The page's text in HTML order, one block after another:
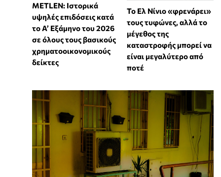
METLEN: Ιστορικά
υψηλές επιδόσεις κατά
το Α’ Εξάμηνο του 2026
σε όλους τους βασικούς
χρηματοοικονομικούς
δείκτες
Το Ελ Νίνιο «φρενάρει»
τους τυφώνες, αλλά το
μέγεθος της
καταστροφής μπορεί να
είναι μεγαλύτερο από
ποτέ